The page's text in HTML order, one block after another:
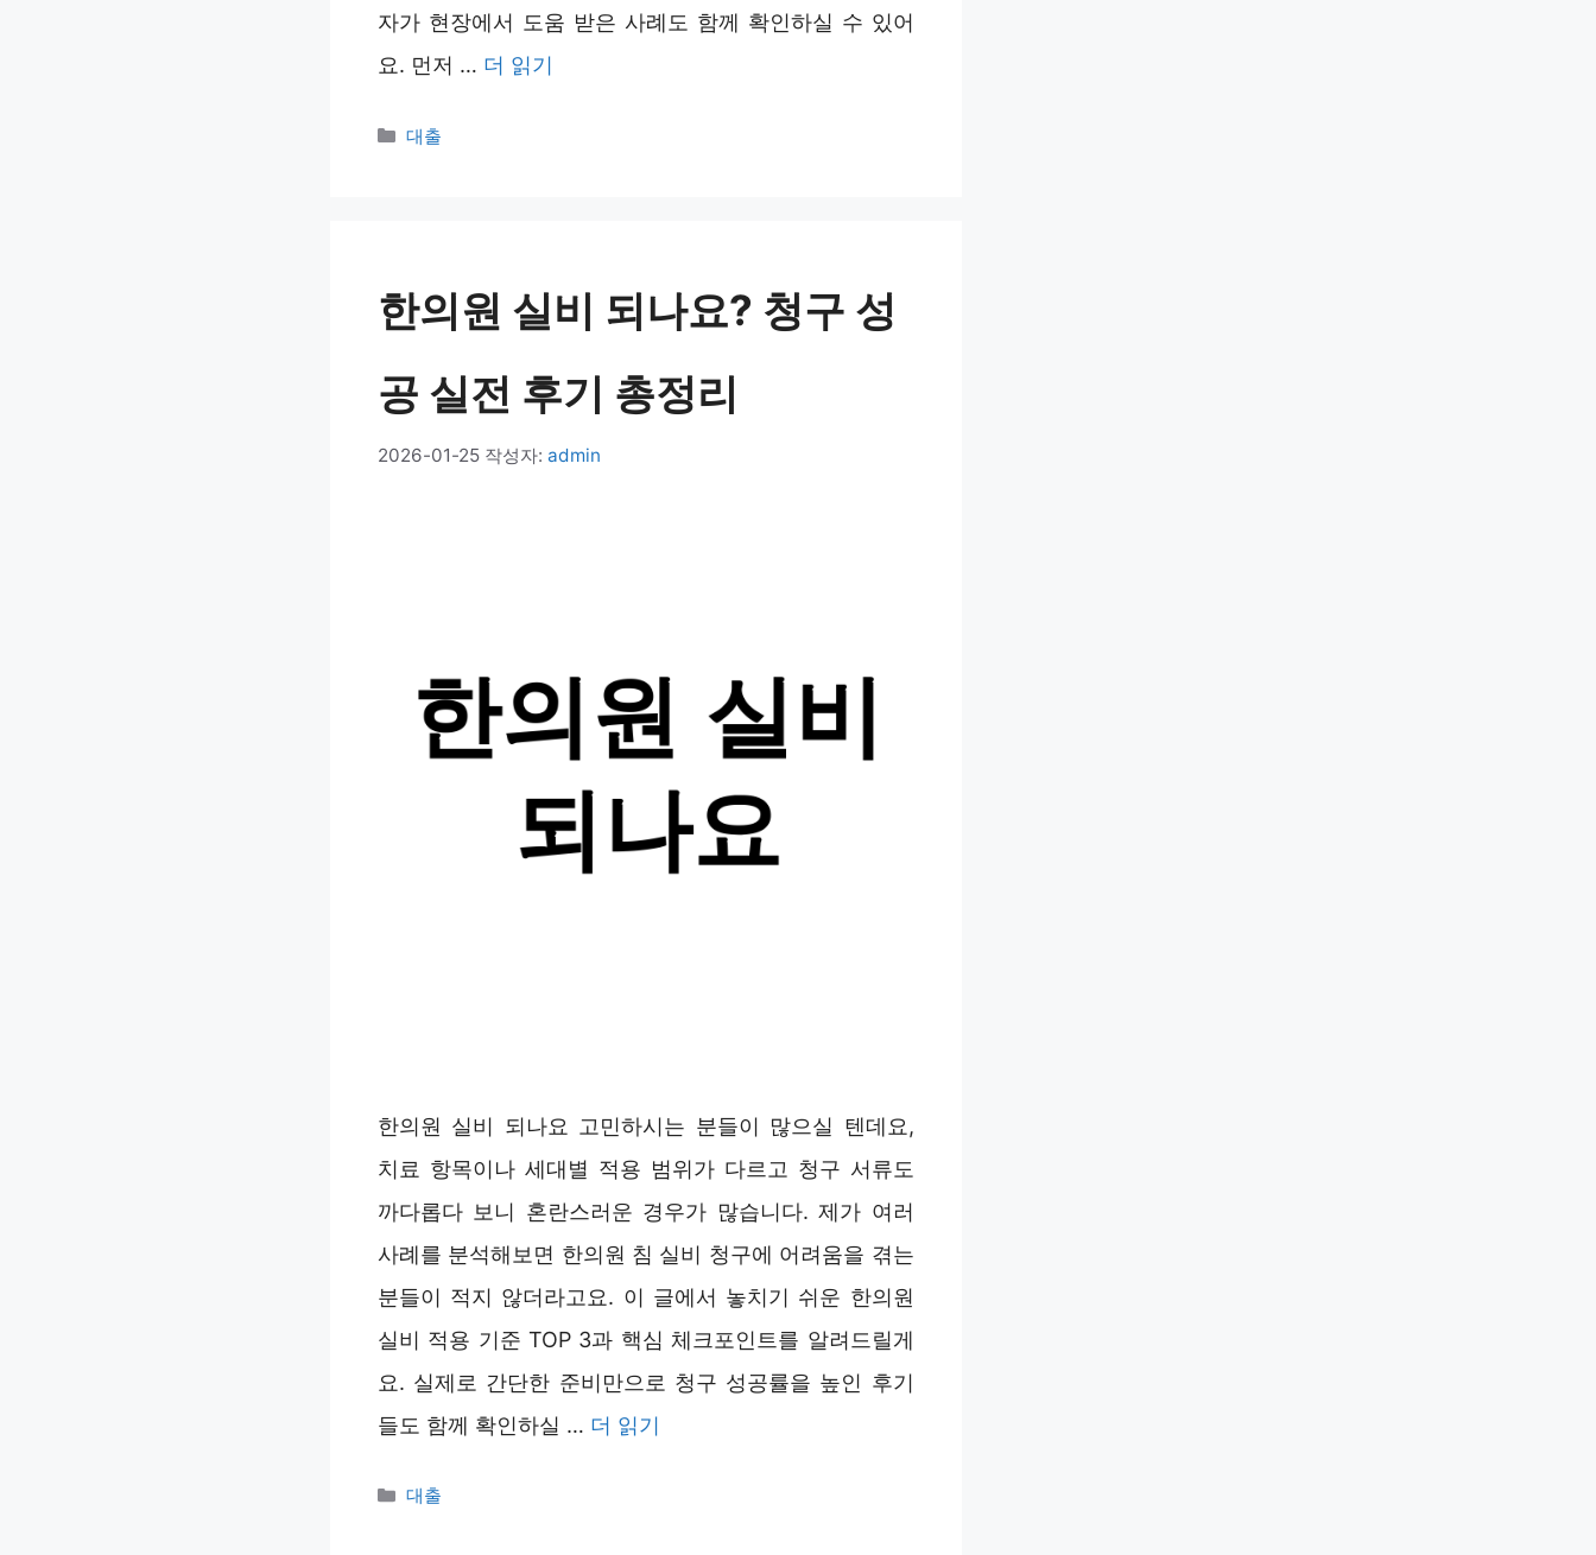
자가 현장에서 도움 받은 사례도 함께 확인하실 수 있어
요. 먼저 … 더 읽기
카
대출
한의원 실비 되나요? 청구 성
공 실전 후기 총정리
2026-01-25 작성자: admin
한의원 실비 되나요 고민하시는 분들이 많으실 텐데요,
치료 항목이나 세대별 적용 범위가 다르고 청구 서류도
까다롭다 보니 혼란스러운 경우가 많습니다. 제가 여러
사례를 분석해보면 한의원 침 실비 청구에 어려움을 겪는
분들이 적지 않더라고요. 이 글에서 놓치기 쉬운 한의원
실비 적용 기준 TOP 3과 핵심 체크포인트를 알려드릴게
요. 실제로 간단한 준비만으로 청구 성공률을 높인 후기
들도 함께 확인하실 … 더 읽기
카
대출